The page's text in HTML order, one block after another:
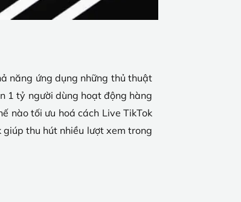
năng ứng dụng những thủ thuật
1 tỷ người dùng hoạt động hàng
nào tối ưu hoá cách Live TikTok
thu hút nhiều lượt xem trong